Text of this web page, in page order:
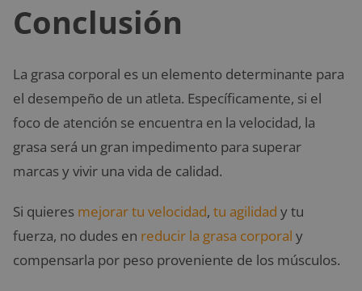
Conclusión
La grasa corporal es un elemento determinante para
el desempeño de un atleta. Específicamente, si el
foco de atención se encuentra en la velocidad, la
grasa será un gran impedimento para superar
marcas y vivir una vida de calidad.
Si quieres mejorar tu velocidad, tu agilidad y tu
fuerza, no dudes en reducir la grasa corporal y
compensarla por peso proveniente de los músculos.